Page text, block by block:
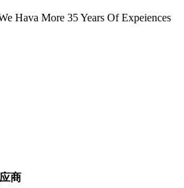
Hava More 35 Years Of Expeiences
商